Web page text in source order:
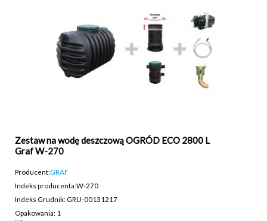
Zestaw na wodę deszczową OGRÓD ECO 2800 L
Graf W-270
Producent:GRAF
Indeks producenta:W-270
Indeks Grudnik: GRU-00131217
Opakowania: 1